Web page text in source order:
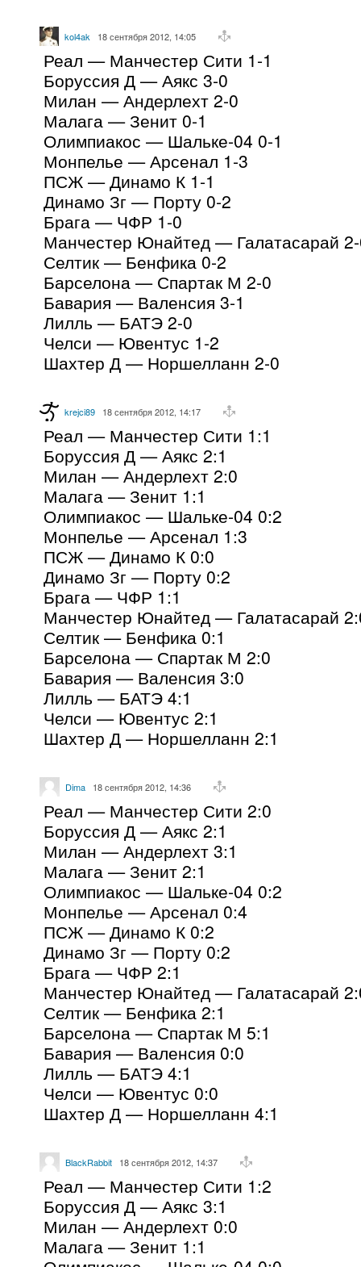
kol4ak 18 сентября 2012, 14:05
Реал — Манчестер Сити 1-1
Боруссия Д — Аякс 3-0
Милан — Андерлехт 2-0
Малага — Зенит 0-1
Олимпиакос — Шальке-04 0-1
Монпелье — Арсенал 1-3
ПСЖ — Динамо К 1-1
Динамо Зг — Порту 0-2
Брага — ЧФР 1-0
Манчестер Юнайтед — Галатасарай
Селтик — Бенфика 0-2
Барселона — Спартак М 2-0
Бавария — Валенсия 3-1
Лилль — БАТЭ 2-0
Челси — Ювентус 1-2
Шахтер Д — Норшелланн 2-0
krejci89 18 сентября 2012, 14:17
Реал — Манчестер Сити 1:1
Боруссия Д — Аякс 2:1
Милан — Андерлехт 2:0
Малага — Зенит 1:1
Олимпиакос — Шальке-04 0:2
Монпелье — Арсенал 1:3
ПСЖ — Динамо К 0:0
Динамо Зг — Порту 0:2
Брага — ЧФР 1:1
Манчестер Юнайтед — Галатасарай
Селтик — Бенфика 0:1
Барселона — Спартак М 2:0
Бавария — Валенсия 3:0
Лилль — БАТЭ 4:1
Челси — Ювентус 2:1
Шахтер Д — Норшелланн 2:1
Dima 18 сентября 2012, 14:36
Реал — Манчестер Сити 2:0
Боруссия Д — Аякс 2:1
Милан — Андерлехт 3:1
Малага — Зенит 2:1
Олимпиакос — Шальке-04 0:2
Монпелье — Арсенал 0:4
ПСЖ — Динамо К 0:2
Динамо Зг — Порту 0:2
Брага — ЧФР 2:1
Манчестер Юнайтед — Галатасарай
Селтик — Бенфика 2:1
Барселона — Спартак М 5:1
Бавария — Валенсия 0:0
Лилль — БАТЭ 4:1
Челси — Ювентус 0:0
Шахтер Д — Норшелланн 4:1
BlackRabbit 18 сентября 2012, 14:37
Реал — Манчестер Сити 1:2
Боруссия Д — Аякс 3:1
Милан — Андерлехт 0:0
Малага — Зенит 1:1